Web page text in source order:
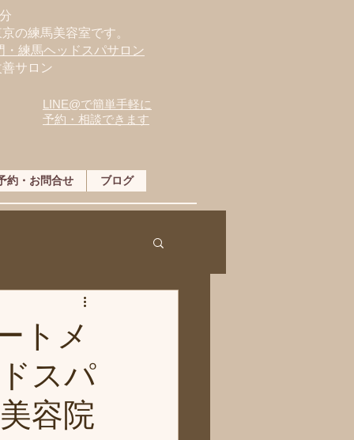
の練馬美容室です。
練馬ヘッドスパサロン
サロン
LINE@で簡単手軽に
予約・相談できます
約・お問合せ ブログ
トメ
スパ
容院